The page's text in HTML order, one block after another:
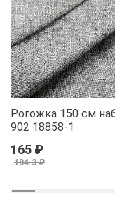
Рогожка 150 см
902 18858-1
165 ₽
184.3 ₽